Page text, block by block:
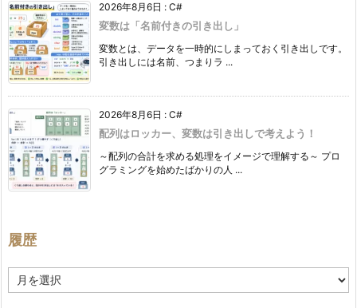
2026年8月6日 : C#
変数は「名前付きの引き出し」
変数とは、データを一時的にしまっておく引き出しです。
引き出しには名前、つまりラ ...
2026年8月6日 : C#
配列はロッカー、変数は引き出しで考えよう！
～配列の合計を求める処理をイメージで理解する～ プロ
グラミングを始めたばかりの人 ...
履歴
歴